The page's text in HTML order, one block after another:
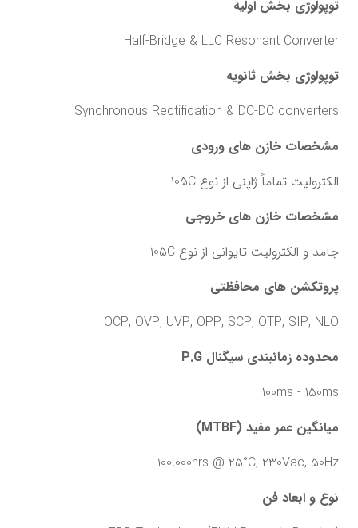
توپولوژی بخش اولیه
Half-Bridge & LLC Resonant Converter
توپولوژی بخش ثانویه
Synchronous Rectification & DC-DC converters
مشخصات خازن های ورودی
الکترولیت تماماً ژاپنی از نوع 105C
مشخصات خازن های خروجی
جامد و الکترولیت تایوانی از نوع 105C
پروتکشن های محافظتی
OCP, OVP, UVP, OPP, SCP, OTP, SIP, NLO
محدوده زمانبندی سیگنال P.G
100ms - 150ms
میانگین عمر مفید (MTBF)
100.000hrs @ 25°C, 230Vac, 50Hz
نوع و ابعاد فن